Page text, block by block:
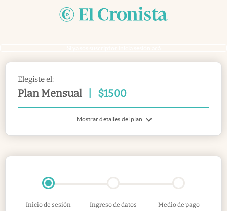
Elegiste el:
Plan Mensual $1500
Mostrar detalles del plan
Inicio de sesión Ingreso de datos Medio de pago